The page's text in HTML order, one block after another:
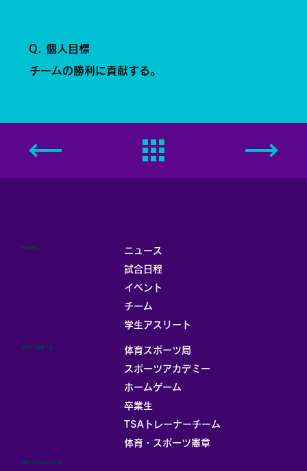
チームの勝利に貢献する。
Q. 個人目標
ニュース
試合日程
イベント
チーム
学生アスリート
MENU
体育スポーツ局
スポーツアカデミー
ホームゲーム
卒業生
TSAトレーナーチーム
体育・スポーツ憲章
CONTENTS
INFORMATION